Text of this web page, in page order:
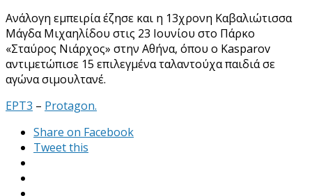
Ανάλογη εμπειρία έζησε και η 13χρονη Καβαλιώτισσα
Μάγδα Μιχαηλίδου στις 23 Ιουνίου στο Πάρκο
«Σταύρος Νιάρχος» στην Αθήνα, όπου ο Kasparov
αντιμετώπισε 15 επιλεγμένα ταλαντούχα παιδιά σε
αγώνα σιμουλτανέ.
ΕΡΤ3 – Protagon.
Share on Facebook
Tweet this